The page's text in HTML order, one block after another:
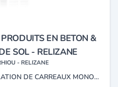
EN BETON &
SOL - RELIZANE
- RELIZANE
FABRICATION ET INSTALLATION DE CARREAUX MONOCOUCHE.